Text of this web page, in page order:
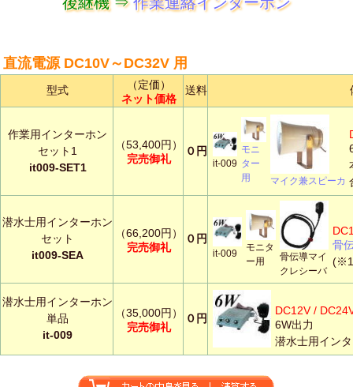
直流電源 DC10V～DC32V 用
型式
（定価）
ネット価格
送料
作業用インターホン
セット1
it009-SET1
（53,400円）
完売御礼
０円
it-009
モニ
ター
用
マイク兼スピーカ
潜水士用インターホン
セット
it009-SEA
（66,200円）
完売御礼
０円
it-009
モニタ
ー用
骨伝導マイ
クレシーバ
骨
潜水士用インターホン
単品
it-009
（35,000円）
完売御礼
０円
DC12V /
6W出力
潜水士用イン